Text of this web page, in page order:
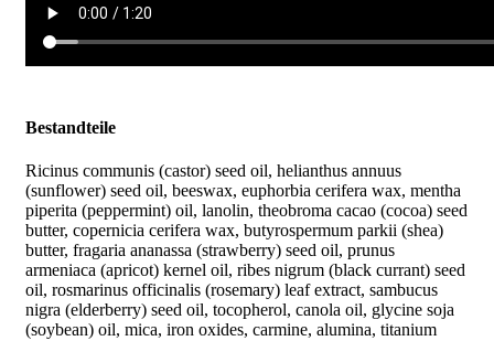
Bestandteile
Ricinus communis (castor) seed oil, helianthus annuus
(sunflower) seed oil, beeswax, euphorbia cerifera wax, mentha
piperita (peppermint) oil, lanolin, theobroma cacao (cocoa) seed
butter, copernicia cerifera wax, butyrospermum parkii (shea)
butter, fragaria ananassa (strawberry) seed oil, prunus
armeniaca (apricot) kernel oil, ribes nigrum (black currant) seed
oil, rosmarinus officinalis (rosemary) leaf extract, sambucus
nigra (elderberry) seed oil, tocopherol, canola oil, glycine soja
(soybean) oil, mica, iron oxides, carmine, alumina, titanium